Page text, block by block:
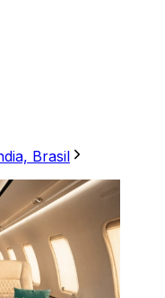
Brasil